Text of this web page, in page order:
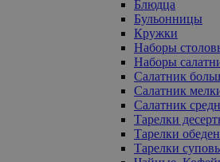
Блюдца
Бульонницы
Кружки
Наборы
Наборы
Салатник
Салатник
Салатник
Тарелки
Тарелки
Тарелки